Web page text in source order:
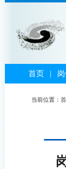
首页|
当前位置：